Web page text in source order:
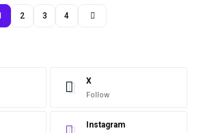
2 3 4
X
Follow
Instagram